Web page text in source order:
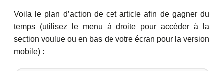
Voila le plan d’action de cet article afin de gagner du
temps (utilisez le menu à droite pour accéder à la
section voulue ou en bas de votre écran pour la version
mobile) :